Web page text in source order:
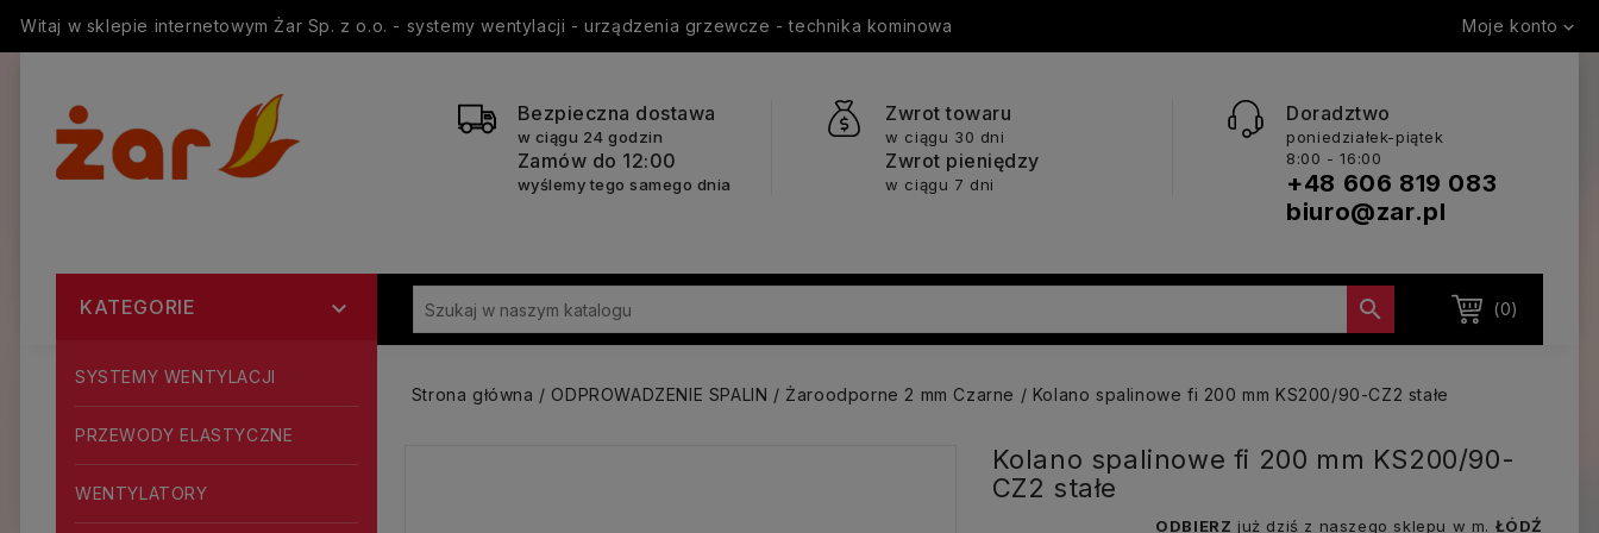
Witaj w sklepie internetowym Żar Sp. z o.o. - systemy wentylacji - urządzenia grzewcze - technika kominowa Moje konto 
Bezpieczna dostawa
w ciągu 24 godzin
Zamów do 12:00
wyślemy tego samego dnia
Zwrot towaru
w ciągu 30 dni
Zwrot pieniędzy
w ciągu 7 dni
Doradztwo
poniedziałek-piątek
8:00 - 16:00
+48 606 819 083
biuro@zar.pl
(0)

KATEGORIE 
SYSTEMY WENTYLACJI
PRZEWODY ELASTYCZNE
WENTYLATORY
Strona główna ODPROWADZENIE SPALIN Żaroodporne 2 mm Czarne Kolano spalinowe fi 200 mm KS200/90-CZ2 stałe
Kolano spalinowe fi 200 mm KS200/90-
CZ2 stałe
ODBIERZ już dziś z naszego sklepu w m. ŁÓDŹ